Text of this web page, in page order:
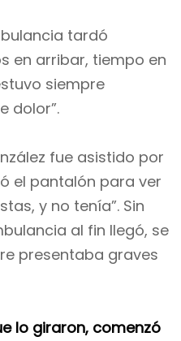
tardó
en arribar, tiempo en
siempre
dolor”.
fue asistido por
el pantalón para ver
y no tenía”. Sin
al fin llegó, se
presentaba graves
lo giraron, comenzó